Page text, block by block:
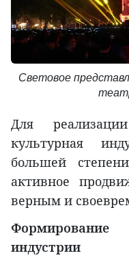
Световое
Для
культурная
большей
активное
верным и
индустрии